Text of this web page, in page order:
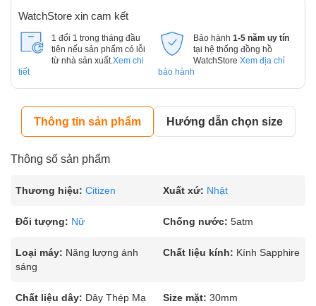
WatchStore xin cam kết
1 đổi 1 trong tháng đầu
tiên nếu sản phẩm có lỗi
từ nhà sản xuất. Xem chi
tiết
Bảo hành 1-5 năm uy tín
tại hệ thống đồng hồ
WatchStore Xem địa chỉ
bảo hành
Thông tin sản phẩm Hướng dẫn chọn size
Thông số sản phẩm
Thương hiệu: Citizen Xuất xứ: Nhật
Đối tượng: Nữ Chống nước: 5atm
Loại máy: Năng lượng ánh
sáng
Chất liệu kính: Kính Sapphire
Chất liệu dây: Dây Thép Mạ
Size mặt: 30mm